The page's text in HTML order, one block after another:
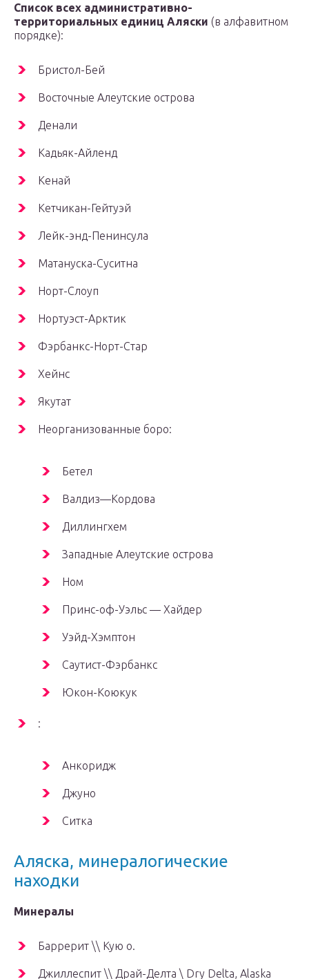
Список всех административно-
территориальных единиц Аляски (в алфавитном
порядке):
Бристол-Бей
Восточные Алеутские острова
Денали
Кадьяк-Айленд
Кенай
Кетчикан-Гейтуэй
Лейк-энд-Пенинсула
Матануска-Суситна
Норт-Слоуп
Нортуэст-Арктик
Фэрбанкс-Норт-Стар
Хейнс
Якутат
Неорганизованные боро:
Бетел
Валдиз—Кордова
Диллингхем
Западные Алеутские острова
Ном
Принс-оф-Уэльс — Хайдер
Уэйд-Хэмптон
Саутист-Фэрбанкс
Юкон-Коюкук
:
Анкоридж
Джуно
Ситка
Аляска, минералогические
находки
Минералы
Баррерит \\ Кую о.
Джиллеспит \\ Драй-Делта \ Dry Delta, Alaska